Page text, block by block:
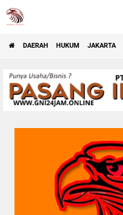
DAERAH HUKUM JAKARTA